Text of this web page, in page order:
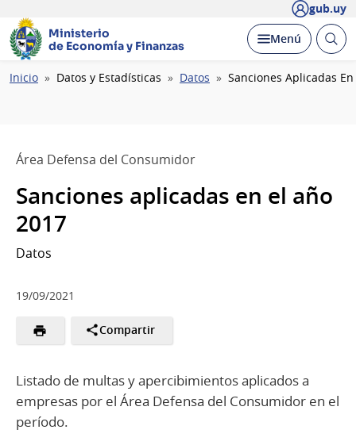
gub.uy
Ministerio
de Economía y Finanzas
Desplegar
Menú Abrir
Ruta
Inicio Datos y Estadísticas Datos Sanciones Aplicadas
Área Defensa del Consumidor
Sanciones aplicadas en el año
2017
Datos
19/09/2021
Compartir
Listado de multas y apercibimientos aplicados a
empresas por el Área Defensa del Consumidor en el
período.